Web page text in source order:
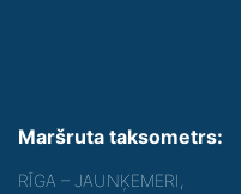
Maršruta taksometrs:
RĪGA – JAUNĶEMERI,